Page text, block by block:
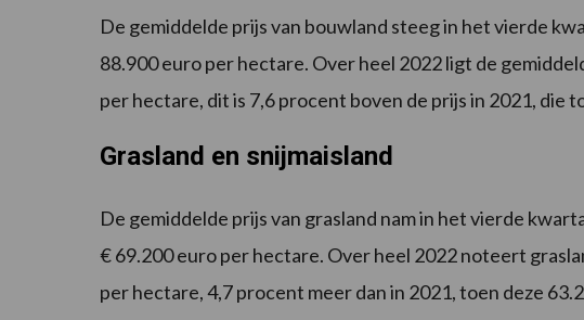
De gemiddelde prijs van bouwland steeg in het vierde
88.900 euro per hectare. Over heel 2022 ligt de
per hectare, dit is 7,6 procent boven de prijs in 2021, die
Grasland en snijmaisland
De gemiddelde prijs van grasland nam in het vierde
€ 69.200 euro per hectare. Over heel 2022 noteert
per hectare, 4,7 procent meer dan in 2021, toen deze